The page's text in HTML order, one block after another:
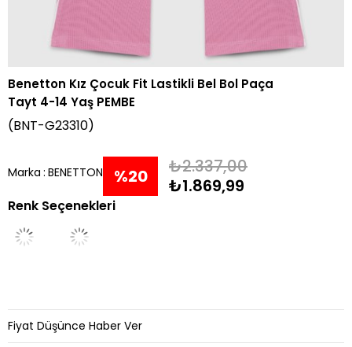
Benetton Kız Çocuk Fit Lastikli Bel Bol Paça
Tayt 4-14 Yaş PEMBE
(BNT-G23310)
Marka : BENETTON %20
İndirim
₺2.337,00
₺1.869,99
Renk Seçenekleri
Fiyat Düşünce Haber Ver